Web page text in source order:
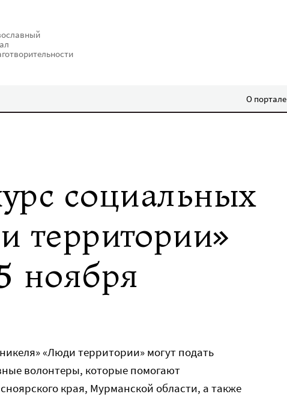
О портале
социальных
территории»
ноября
«Люди территории» могут подать
волонтеры, которые помогают
края, Мурманской области, а также